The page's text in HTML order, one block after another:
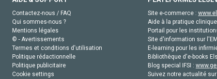
Contactez-nous / FAQ
Qui sommes-nous ?
Mentions légales
© - Avertissements
Termes et conditions d'utilisation
Politique rédactionnelle
Politique publicitaire
Cookie settings
Site e-commerce :
Aide à la pratique
Portail pour les
Site d'information sur
E-learning pour les
Bibliothèque d'e-books
Blog special IFSI :
Suivez notre actualité